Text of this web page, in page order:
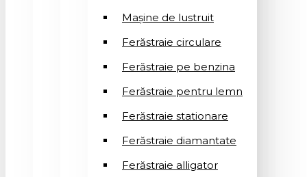
Mașinе de lustruit
Ferăstraie circulare
Ferăstraie pe benzina
Ferăstraie pentru lemn
Ferăstraie stationare
Ferăstraie diamantate
Ferăstraie alligator